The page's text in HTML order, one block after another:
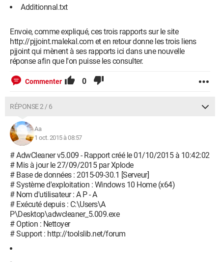
Additionnal.txt
Envoie, comme expliqué, ces trois rapports sur le site
http://pjjoint.malekal.com et en retour donne les trois liens
pjjoint qui mènent à ses rapports ici dans une nouvelle
réponse afin que l'on puisse les consulter.
Commenter 0
RÉPONSE 2 / 6
Aa
1 oct. 2015 à 08:57
# AdwCleaner v5.009 - Rapport créé le 01/10/2015 à 10:42:02
# Mis à jour le 27/09/2015 par Xplode
# Base de données : 2015-09-30.1 [Serveur]
# Système d'exploitation : Windows 10 Home (x64)
# Nom d'utilisateur : A P - A
# Exécuté depuis : C:\Users\A
P\Desktop\adwcleaner_5.009.exe
# Option : Nettoyer
# Support : http://toolslib.net/forum